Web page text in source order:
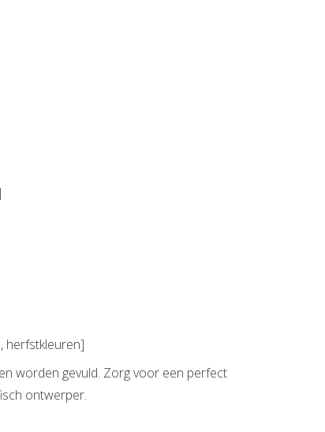
herfstkleuren]
worden gevuld. Zorg voor een perfect
ontwerper.